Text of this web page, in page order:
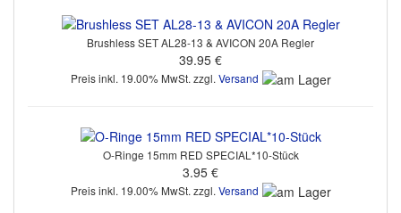
Brushless SET AL28-13 & AVICON 20A Regler
39.95 €
Preis inkl. 19.00% MwSt. zzgl. Versand
O-Ringe 15mm RED SPECIAL*10-Stück
3.95 €
Preis inkl. 19.00% MwSt. zzgl. Versand